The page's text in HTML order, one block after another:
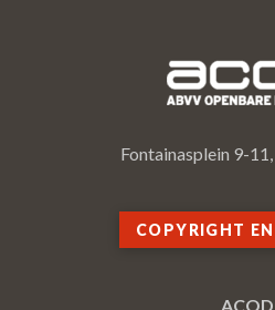
Fontainasplein 9-
COPYRIGHT
ACOD